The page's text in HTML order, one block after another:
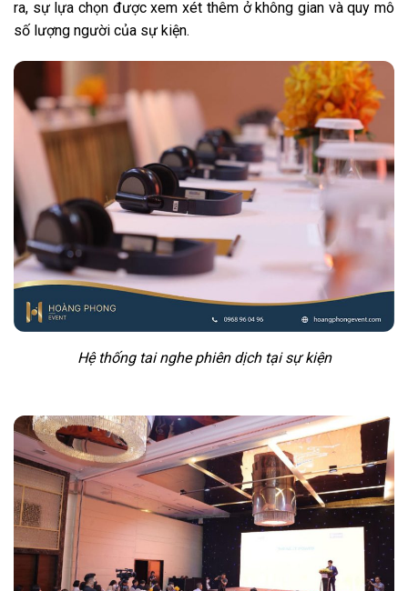
ra, sự lựa chọn được xem xét thêm ở không gian và quy mô
số lượng người của sự kiện.
Hệ thống tai nghe phiên dịch tại sự kiện